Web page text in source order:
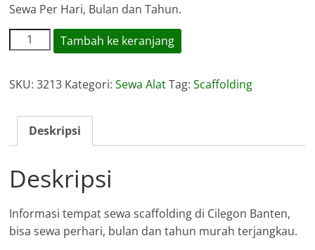
Sewa Per Hari, Bulan dan Tahun.
Kuantitas
Sewa
Cilegon
Tambah ke keranjang
SKU:3213 Kategori:Sewa Alat Tag:Scaffolding
Deskripsi
Deskripsi
Informasi tempat sewa scaffolding di Cilegon Banten,
bisa sewa perhari, bulan dan tahun murah terjangkau.